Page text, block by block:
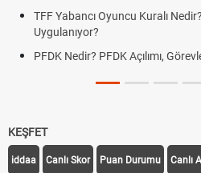
Oyuncu Kuralı Nedir? Güncel
PFDK Açılımı, Görevleri ve Karar
KEŞFET